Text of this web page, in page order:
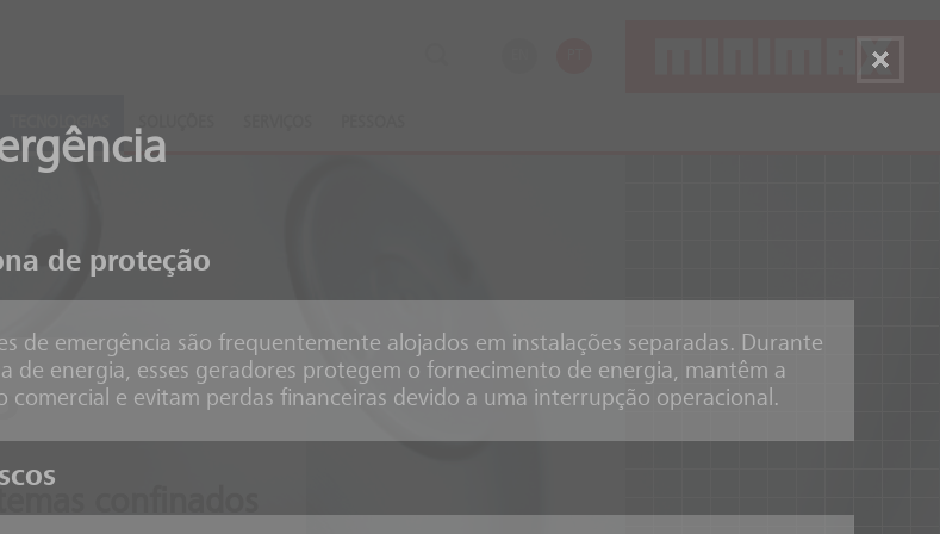
TECNOLOGIAS
confinados
de proteção
de emergência são frequentemente alojados em instalações separadas. Durante
de energia, esses geradores protegem o fornecimento de energia, mantêm a
comercial e evitam perdas financeiras devido a uma interrupção operacional.